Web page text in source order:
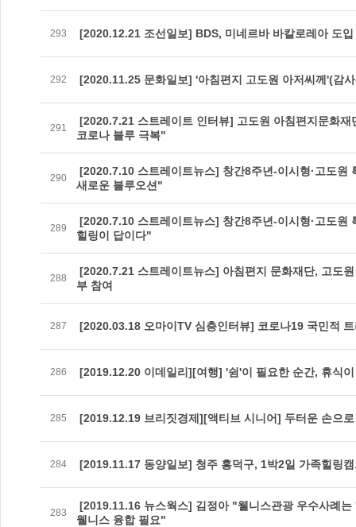
293 [2020.12.21 조선일보] BDS, 미네르바 바칼로레아 도입
292 [2020.11.25 문화일보] '아침편지 고도원 아저씨께'(감
291
[2020.7.21 스트레이트 인터뷰] 고도원 아침편지문화
코로나 블루 극복"
290
[2020.7.10 스트레이트뉴스] 창간8주년-이시형·고도
새로운 블루오션"
289
[2020.7.10 스트레이트뉴스] 창간8주년-이시형·고도
힐링이 답이다"
288
[2020.7.21 스트레이트뉴스] 아침편지 문화재단, 고도
부 참여
287 [2020.03.18 오마이TV 심층인터뷰] 코로나19 국민적
286 [2019.12.20 이데일리][여행] '쉼'이 필요한 순간, 휴식
285 [2019.12.19 브리짓경제][액티브 시니어] 두터운 손으
284 [2019.11.17 동양일보] 청주 흥덕구, 1박2일 가족힐링
283
[2019.11.16 뉴스웍스] 김정아 "웰니스관광 우수사례
웰니스 융합 필요"